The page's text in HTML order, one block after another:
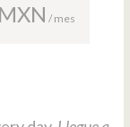
/ mes